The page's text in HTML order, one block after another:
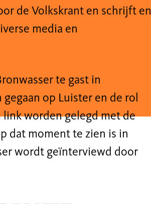
de Volkskrant en schrijft en
media en
te gast in
op Luister en de rol
link worden gelegd met de
dat moment te zien is in
wordt geïnterviewd door